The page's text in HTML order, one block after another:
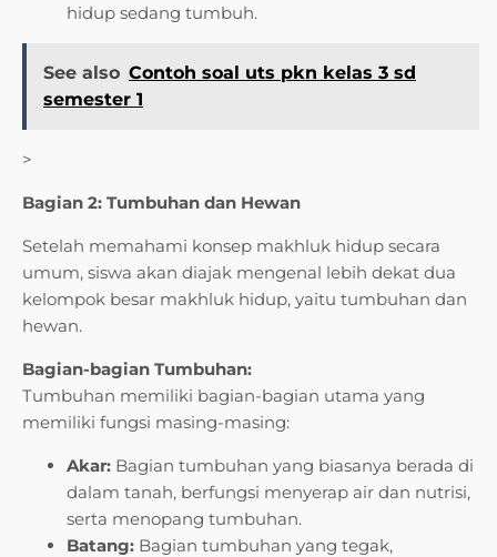
hidup sedang tumbuh.
See also Contoh soal uts pkn kelas 3 sd
semester 1
>
Bagian 2: Tumbuhan dan Hewan
Setelah memahami konsep makhluk hidup secara
umum, siswa akan diajak mengenal lebih dekat dua
kelompok besar makhluk hidup, yaitu tumbuhan dan
hewan.
Bagian-bagian Tumbuhan:
Tumbuhan memiliki bagian-bagian utama yang
memiliki fungsi masing-masing:
Akar: Bagian tumbuhan yang biasanya berada di
dalam tanah, berfungsi menyerap air dan nutrisi,
serta menopang tumbuhan.
Batang: Bagian tumbuhan yang tegak,